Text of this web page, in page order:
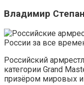
Владимир
Российский
категории Grand
призёром мировых